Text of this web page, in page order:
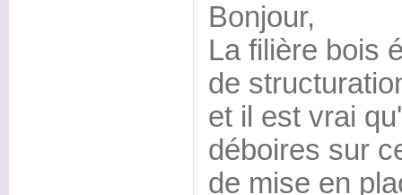
Bonjour,
La filière bois
de
et il est vrai
déboires sur
de mise en